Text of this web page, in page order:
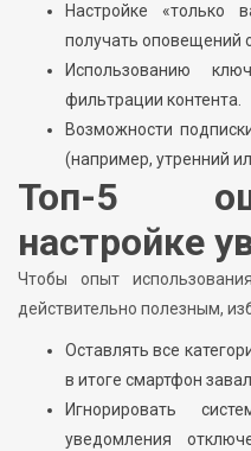
Настройке
получать оповещений
Использованию
фильтрации контента.
Возможности
(например, утренний
Топ-5
настройке
Чтобы опыт
действительно полезным,
Оставлять все
в итоге смартфон
Игнорировать
уведомления